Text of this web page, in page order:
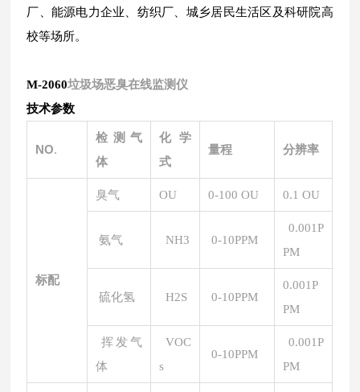
厂、能源电力企业、纺织厂、城乡居民生活区及科研院高
校等场所。
M-2060垃圾场恶臭在线监测仪
技术参数
NO.
检测气
体
化学
式
量程 分辨率
标配
臭气 OU 0-100 OU 0.1 OU
氨气 NH3 0-10PPM
0.001P
PM
硫化氢 H2S 0-10PPM
0.001P
PM
挥发气
体
VOC
s
0-10PPM
0.001P
PM